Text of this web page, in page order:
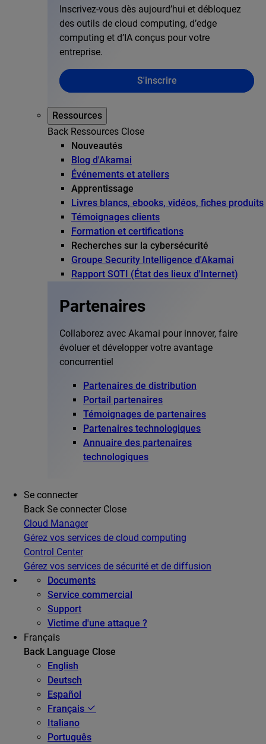
Inscrivez-vous dès aujourd’hui et débloquez
des outils de cloud computing, d’edge
computing et d’IA conçus pour votre
entreprise.
S'inscrire
Ressources
Back Ressources Close
Nouveautés
Blog d'Akamai
Événements et ateliers
Apprentissage
Livres blancs, ebooks, vidéos, fiches produits
Témoignages clients
Formation et certifications
Recherches sur la cybersécurité
Groupe Security Intelligence d'Akamai
Rapport SOTI (État des lieux d'Internet)
Partenaires
Collaborez avec Akamai pour innover, faire
évoluer et développer votre avantage
concurrentiel
Partenaires de distribution
Portail partenaires
Témoignages de partenaires
Partenaires technologiques
Annuaire des partenaires
technologiques
Se connecter
Back Se connecter Close
Cloud Manager
Gérez vos services de cloud computing
Control Center
Gérez vos services de sécurité et de diffusion
Documents
Service commercial
Support
Victime d'une attaque ?
Français
Back Language Close
English
Deutsch
Español
Français
Italiano
Português